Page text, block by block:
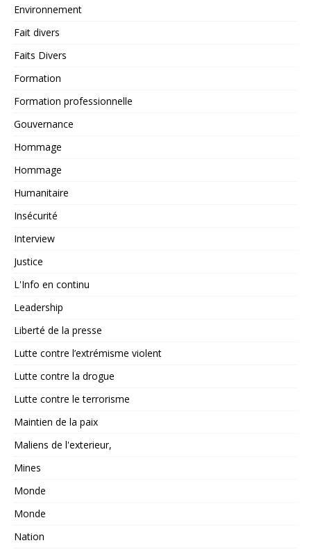
Environnement
Fait divers
Faits Divers
Formation
Formation professionnelle
Gouvernance
Hommage
Hommage
Humanitaire
Insécurité
Interview
Justice
L'Info en continu
Leadership
Liberté de la presse
Lutte contre l’extrémisme violent
Lutte contre la drogue
Lutte contre le terrorisme
Maintien de la paix
Maliens de l'exterieur,
Mines
Monde
Monde
Nation